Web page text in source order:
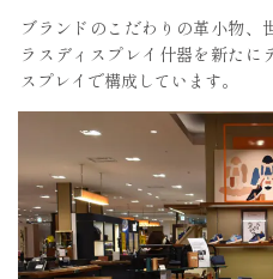
ブランドのこだわりの革小物、
ラスディスプレイ什器を新たに
スプレイで構成しています。